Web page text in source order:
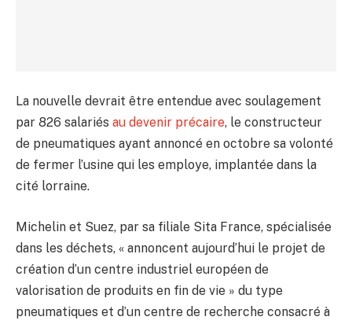
La nouvelle devrait être entendue avec soulagement
par 826 salariés au devenir précaire, le constructeur
de pneumatiques ayant annoncé en octobre sa volonté
de fermer l’usine qui les employe, implantée dans la
cité lorraine.
Michelin et Suez, par sa filiale Sita France, spécialisée
dans les déchets, « annoncent aujourd’hui le projet de
création d’un centre industriel européen de
valorisation de produits en fin de vie » du type
pneumatiques et d’un centre de recherche consacré à